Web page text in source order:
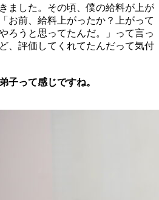
ました。その頃、僕の給料が上が
お前、給料上がったか？上がって
ろうと思ってたんだ。」って言っ
、評価してくれてたんだって気付
子って感じですね。